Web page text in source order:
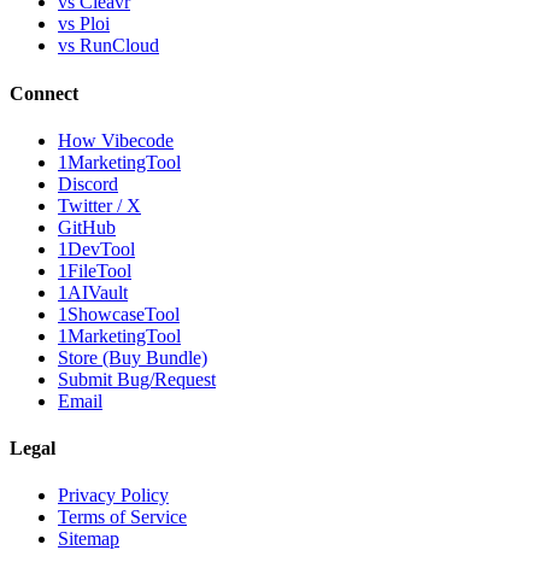
vs Ploi
vs RunCloud
Connect
How Vibecode
1MarketingTool
Discord
Twitter / X
GitHub
1DevTool
1FileTool
1AIVault
1ShowcaseTool
1MarketingTool
Store (Buy Bundle)
Submit Bug/Request
Email
Legal
Privacy Policy
Terms of Service
Sitemap